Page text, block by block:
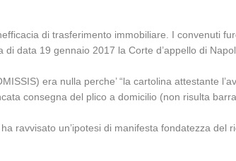
di trasferimento immobiliare. I convenuti
data 19 gennaio 2017 la Corte d’appello di
era nulla perche’ “la cartolina attestante
consegna del plico a domicilio (non risulta
ravvisato un’ipotesi di manifesta fondatezza del